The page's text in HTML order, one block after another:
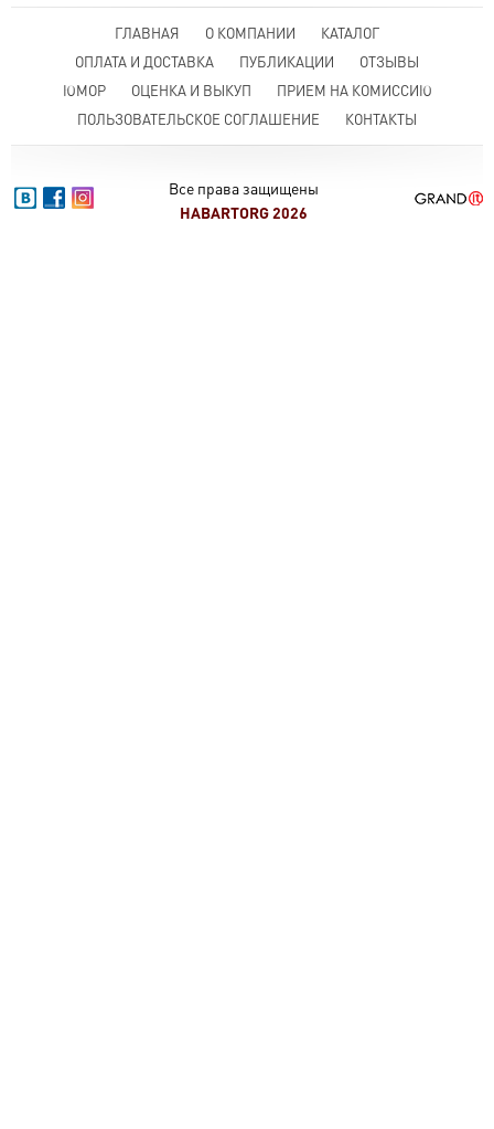
ГЛАВНАЯ О КОМПАНИИ
КАТАЛОГ
ОПЛАТА И ДОСТАВКА
ПУБЛИКАЦИИ
ОТЗЫВЫ
ЮМОР
ОЦЕНКА И ВЫКУП
ПРИЕМ НА КОМИССИЮ
ПОЛЬЗОВАТЕЛЬСКОЕ СОГЛАШЕНИЕ
КОНТАКТЫ
Все права защищены
HABARTORG 2026